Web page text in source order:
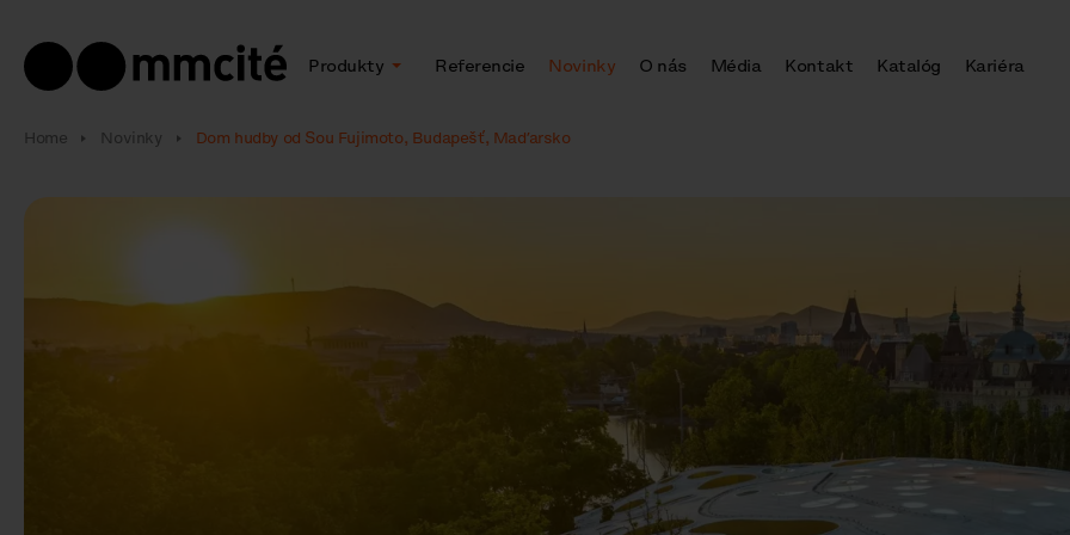
Produkty Referencie Novinky O nás Média Kontakt Katalóg Kariéra
Home Novinky Dom hudby od Sou Fujimoto, Budapešť, Maďarsko